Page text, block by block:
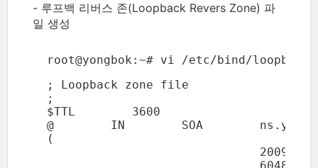
- 루프백 리버스 존(Loopback Revers Zone) 파
일 생성
root@yongbok:~# vi /etc/bind/
  ; Loopback zone file
  ;
  $TTL        3600
@        IN        SOA
  (